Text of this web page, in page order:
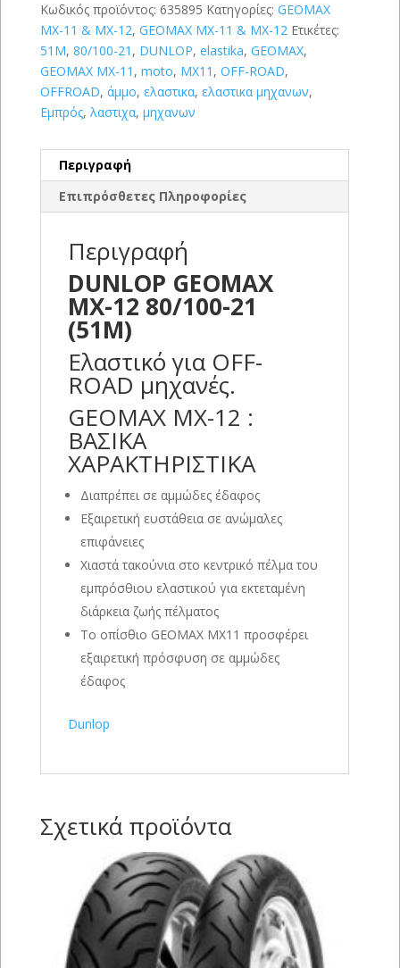
Κωδικός προϊόντος: 635895 Κατηγορίες: GEOMAX
MX-11 & MX-12, GEOMAX MX-11 & MX-12 Ετικέτες:
51M, 80/100-21 , DUNLOP, elastika, GEOMAX,
GEOMAX MX-11 , moto, MX11 , OFF-ROAD,
OFFROAD, άμμο, ελαστικα, ελαστικα μηχανων,
Εμπρός, λαστιχα, μηχανων
Περιγραφή
Επιπρόσθετες Πληροφορίες
Περιγραφή
DUNLOP GEOMAX
MX-12 80/100-21
(51M)
Ελαστικό για OFF-
ROAD μηχανές.
GEOMAX MX-12 :
ΒΑΣΙΚΑ
ΧΑΡΑΚΤΗΡΙΣΤΙΚΑ
Διαπρέπει σε αμμώδες έδαφος
Εξαιρετική ευστάθεια σε ανώμαλες
επιφάνειες
Χιαστά τακούνια στο κεντρικό πέλμα του
εμπρόσθιου ελαστικού για εκτεταμένη
διάρκεια ζωής πέλματος
Το οπίσθιο GEOMAX MX11 προσφέρει
εξαιρετική πρόσφυση σε αμμώδες
έδαφος
Dunlop
Σχετικά προϊόντα